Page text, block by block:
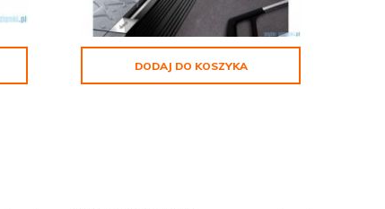
DODAJ DO KOSZYKA